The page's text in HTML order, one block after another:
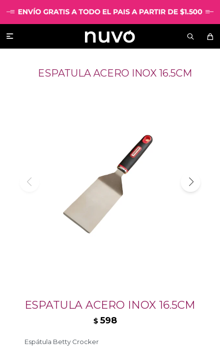

ESPATULA ACERO INOX 16.5CM
ESPATULA ACERO INOX 16.5CM
$ 598
Espátula Betty Crocker